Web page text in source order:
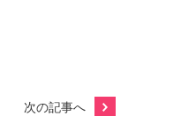
次の記事へ